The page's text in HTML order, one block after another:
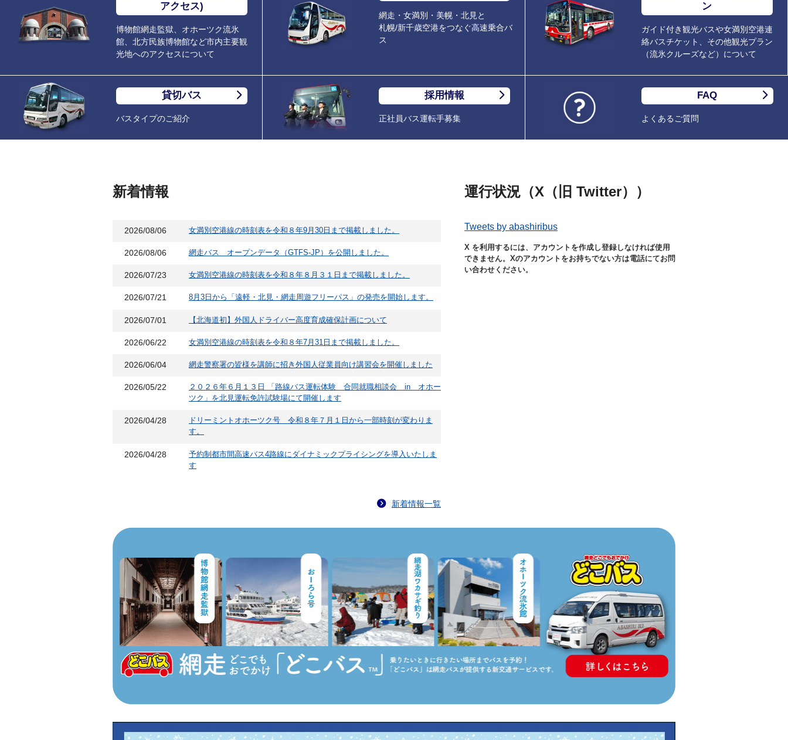
アクセス)
博物館網走監獄、オホーツク流氷
館、北方民族博物館など市内主要観
光地へのアクセスについて
網走・女満別・美幌・北見と
札幌/新千歳空港をつなぐ高速乗合バ
ス
ン
ガイド付き観光バスや女満別空港連
絡バスチケット、その他観光プラン
（流氷クルーズなど）について
貸切バス
バスタイプのご紹介
採用情報
正社員バス運転手募集
FAQ
よくあるご質問
新着情報
2026/08/06 女満別空港線の時刻表を令和８年9月30日まで掲載しました。
2026/08/06 網走バス オープンデータ（GTFS-JP）を公開しました。
2026/07/23 女満別空港線の時刻表を令和８年８月３１日まで掲載しました。
2026/07/21 8月3日から「遠軽・北見・網走周遊フリーパス」の発売を開始します。
2026/07/01 【北海道初】外国人ドライバー高度育成確保計画について
2026/06/22 女満別空港線の時刻表を令和８年7月31日まで掲載しました。
2026/06/04 網走警察署の皆様を講師に招き外国人従業員向け講習会を開催しました
2026/05/22
２０２６年６月１３日 「路線バス運転体験 合同就職相談会 in オホー
ツク」を北見運転免許試験場にて開催します
2026/04/28
ドリーミントオホーツク号 令和８年７月１日から一部時刻が変わりま
す。
2026/04/28
予約制都市間高速バス4路線にダイナミックプライシングを導入いたしま
す
新着情報一覧
運行状況（X（旧 Twitter））
Tweets by abashiribus
X を利用するには、アカウントを作成し登録しなければ使用
できません。Xのアカウントをお持ちでない方は電話にてお問
い合わせください。